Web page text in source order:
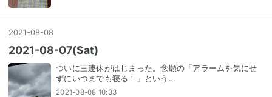
2021 -08-08
2021-08-07(Sat)
ついに三連休がはじまった。念願の「アラームを気にせ
ずにいつまでも寝る！」という…
2021-08-08 10:33